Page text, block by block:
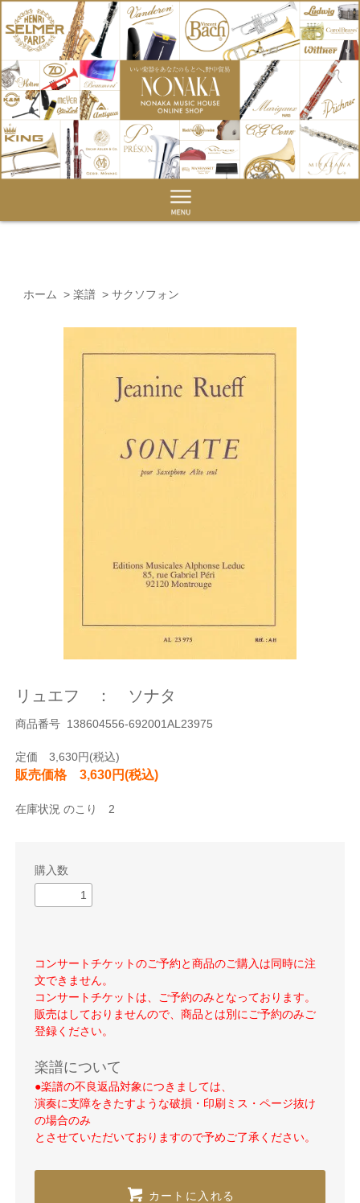
ホーム > 楽譜 > サクソフォン
リュエフ ： ソナタ
商品番号 138604556-692001AL23975
定価 3,630円(税込)
販売価格 3,630円(税込)
在庫状況 のこり 2
購入数
コンサートチケットのご予約と商品のご購入は同時に注
文できません。
コンサートチケットは、ご予約のみとなっております。
販売はしておりませんので、商品とは別にご予約のみご
登録ください。
楽譜について
●楽譜の不良返品対象につきましては、
演奏に支障をきたすような破損・印刷ミス・ページ抜け
の場合のみ
とさせていただいておりますので予めご了承ください。
カートに入れる